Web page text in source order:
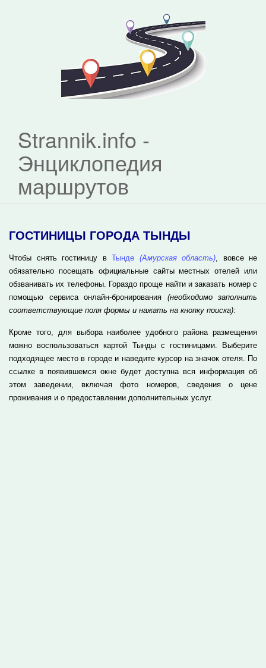
Strannik.info -
Энциклопедия
маршрутов
ГОСТИНИЦЫ ГОРОДА ТЫНДЫ
Чтобы снять гостиницу в Тынде (Амурская область), вовсе не
обязательно посещать официальные сайты местных отелей или
обзванивать их телефоны. Гораздо проще найти и заказать номер с
помощью сервиса онлайн-бронирования (необходимо заполнить
соответствующие поля формы и нажать на кнопку поиска):
Кроме того, для выбора наиболее удобного района размещения
можно воспользоваться картой Тынды с гостиницами. Выберите
подходящее место в городе и наведите курсор на значок отеля. По
ссылке в появившемся окне будет доступна вся информация об
этом заведении, включая фото номеров, сведения о цене
проживания и о предоставлении дополнительных услуг.